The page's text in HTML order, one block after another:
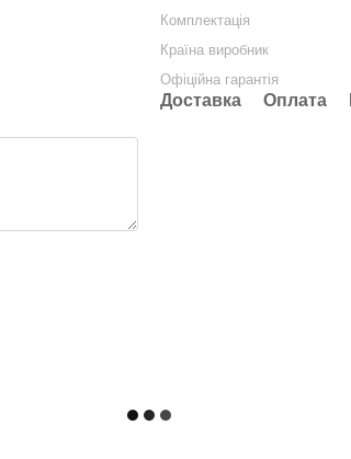
Комплектація
Країна виробник
Офіційна гарантія
Доставка Оплата